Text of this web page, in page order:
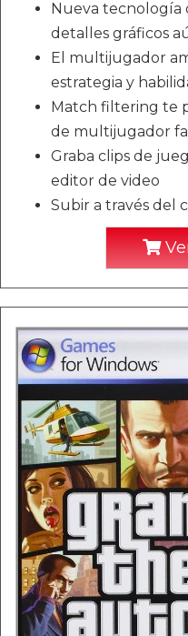
Nueva tecnología
detalles gráficos
El multijugador
estrategia y
Match filtering te
de multijugador
Graba clips de
editor de video
Subir a través del